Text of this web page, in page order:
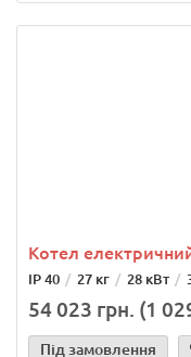
Котел
IP 40 27 кг 28 кВт
54 023 грн. (1
Під замовлення